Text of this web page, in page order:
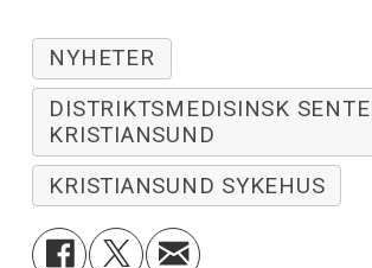
NYHETER
DISTRIKTSMEDISINSK
KRISTIANSUND
KRISTIANSUND SYKEHUS